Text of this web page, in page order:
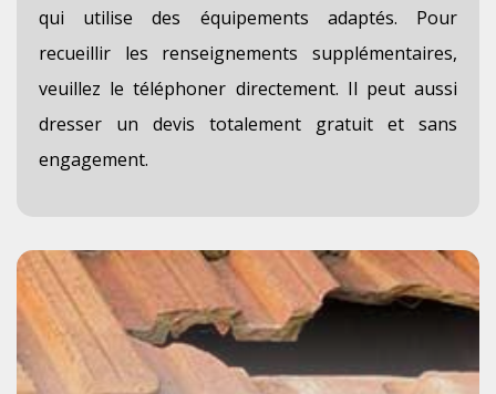
qui utilise des équipements adaptés. Pour
recueillir les renseignements supplémentaires,
veuillez le téléphoner directement. Il peut aussi
dresser un devis totalement gratuit et sans
engagement.